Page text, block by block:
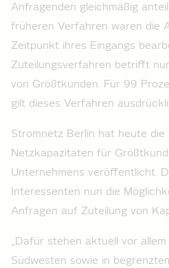
Anfragenden gleichmäßig
früheren Verfahren waren die
Zeitpunkt ihres Eingangs
Zuteilungsverfahren betrifft
von Größtkunden. Für 99
gilt dieses Verfahren
Stromnetz Berlin hat heute
Netzkapazitäten für
Unternehmens veröffentlicht.
Interessenten nun die
Anfragen auf Zuteilung von
„Dafür stehen aktuell vor
Südwesten sowie in